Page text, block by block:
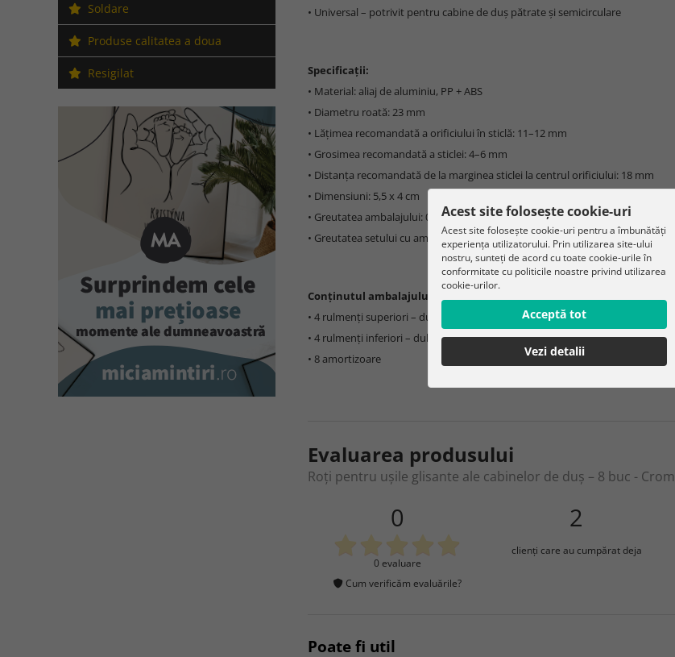
Soldare
Produse calitatea a doua
Resigilat
• Universal – potrivit pentru cabine de duș pătrate și semicirculare
Specificații:
• Material: aliaj de aluminiu, PP + ABS
• Diametru roată: 23 mm
• Lățimea recomandată a orificiului în sticlă: 11–12 mm
• Grosimea recomandată a sticlei: 4–6 mm
• Distanța recomandată de la marginea sticlei la centrul orificiului: 18 mm
• Dimensiuni: 5,5 x 4 cm
• Greutatea ambalajului: 0,328 kg
• Greutatea setului cu ambalaj: 0,333 kg
Conținutul ambalajului:
• 4 rulmenți superiori – dubli
• 4 rulmenți inferiori – dubli, detașabili
• 8 amortizoare
Evaluarea produsului
Roți pentru ușile glisante ale cabinelor de duș – 8 buc - Crom
0
0 evaluare
Cum verificăm evaluările?
2
clienţi care au cumpărat deja
Poate fi util
Acest site folosește cookie-uri
Acest site folosește cookie-uri pentru a îmbunătăți
experiența utilizatorului. Prin utilizarea site-ului
nostru, sunteți de acord cu toate cookie-urile în
conformitate cu politicile noastre privind utilizarea
cookie-urilor.
Acceptă tot
Vezi detalii